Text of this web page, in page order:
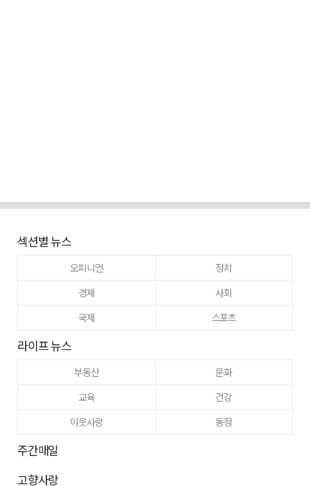
섹션별 뉴스
오피니언
정치
경제
사회
국제
스포츠
라이프 뉴스
부동산
문화
교육
건강
이웃사랑
동정
주간매일
고향사랑